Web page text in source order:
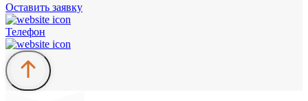
Оставить заявку
Телефон